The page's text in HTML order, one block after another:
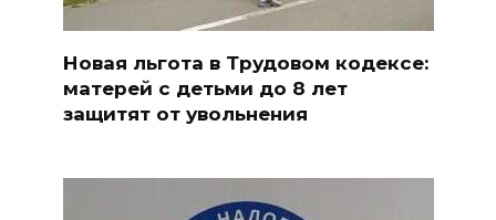
Новая льгота в Трудовом кодексе:
матерей с детьми до 8 лет
защитят от увольнения